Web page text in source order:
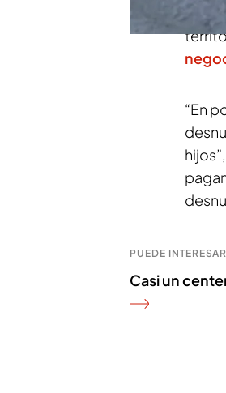
“En
PUEDE
Casi un